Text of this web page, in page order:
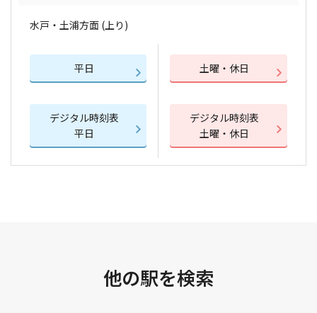
水戸・土浦方面 (上り)
平日 土曜・休日
デジタル時刻表
平日
デジタル時刻表
土曜・休日
他の駅を検索